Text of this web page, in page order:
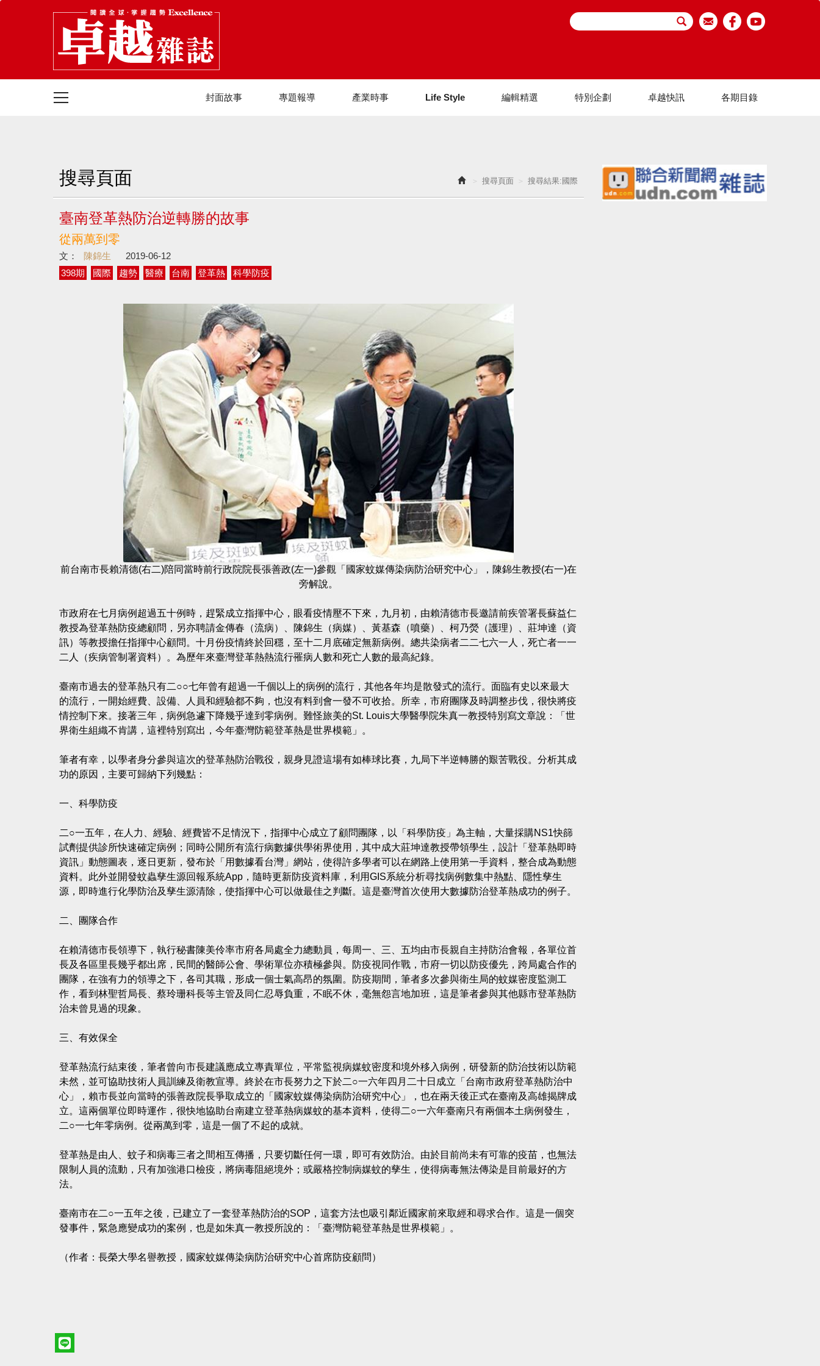
封面故事 專題報導 產業時事 Life Style 編輯精選 特別企劃 卓越快訊 各期目錄
搜尋頁面 搜尋結果:國際
搜尋頁面
臺南登革熱防治逆轉勝的故事
從兩萬到零
文： 陳錦生
2019-06-12
398期
國際 趨勢 醫療 台南 登革熱 科學防疫
前台南市長賴清德(右二)陪同當時前行政院院長張善政(左一)參觀「國家蚊媒傳染病防治研究中心」，陳錦生教授(右一)在
旁解說。
市政府在七月病例超過五十例時，趕緊成立指揮中心，眼看疫情壓不下來，九月初，由賴清德市長邀請前疾管署長蘇益仁
教授為登革熱防疫總顧問，另亦聘請金傳春（流病）、陳錦生（病媒）、黃基森（噴藥）、柯乃熒（護理）、莊坤達（資
訊）等教授擔任指揮中心顧問。十月份疫情終於回穩，至十二月底確定無新病例。總共染病者二二七六一人，死亡者一一
二人（疾病管制署資料）。為歷年來臺灣登革熱熱流行罹病人數和死亡人數的最高紀錄。
臺南市過去的登革熱只有二○○七年曾有超過一千個以上的病例的流行，其他各年均是散發式的流行。面臨有史以來最大
的流行，一開始經費、設備、人員和經驗都不夠，也沒有料到會一發不可收拾。所幸，市府團隊及時調整步伐，很快將疫
情控制下來。接著三年，病例急遽下降幾乎達到零病例。難怪旅美的St. Louis大學醫學院朱真一教授特別寫文章說：「世
界衛生組織不肯講，這裡特別寫出，今年臺灣防範登革熱是世界模範」。
筆者有幸，以學者身分參與這次的登革熱防治戰役，親身見證這場有如棒球比賽，九局下半逆轉勝的艱苦戰役。分析其成
功的原因，主要可歸納下列幾點：
一、科學防疫
二○一五年，在人力、經驗、經費皆不足情況下，指揮中心成立了顧問團隊，以「科學防疫」為主軸，大量採購NS1快篩
試劑提供診所快速確定病例；同時公開所有流行病數據供學術界使用，其中成大莊坤達教授帶領學生，設計「登革熱即時
資訊」動態圖表，逐日更新，發布於「用數據看台灣」網站，使得許多學者可以在網路上使用第一手資料，整合成為動態
資料。此外並開發蚊蟲孳生源回報系統App，隨時更新防疫資料庫，利用GIS系統分析尋找病例數集中熱點、隱性孳生
源，即時進行化學防治及孳生源清除，使指揮中心可以做最佳之判斷。這是臺灣首次使用大數據防治登革熱成功的例子。
二、團隊合作
在賴清德市長領導下，執行秘書陳美伶率市府各局處全力總動員，每周一、三、五均由市長親自主持防治會報，各單位首
長及各區里長幾乎都出席，民間的醫師公會、學術單位亦積極參與。防疫視同作戰，市府一切以防疫優先，跨局處合作的
團隊，在強有力的領導之下，各司其職，形成一個士氣高昂的氛圍。防疫期間，筆者多次參與衛生局的蚊媒密度監測工
作，看到林聖哲局長、蔡玲珊科長等主管及同仁忍辱負重，不眠不休，毫無怨言地加班，這是筆者參與其他縣市登革熱防
治未曾見過的現象。
三、有效保全
登革熱流行結束後，筆者曾向市長建議應成立專責單位，平常監視病媒蚊密度和境外移入病例，研發新的防治技術以防範
未然，並可協助技術人員訓練及衛教宣導。終於在市長努力之下於二○一六年四月二十日成立「台南市政府登革熱防治中
心」，賴市長並向當時的張善政院長爭取成立的「國家蚊媒傳染病防治研究中心」，也在兩天後正式在臺南及高雄揭牌成
立。這兩個單位即時運作，很快地協助台南建立登革熱病媒蚊的基本資料，使得二○一六年臺南只有兩個本土病例發生，
二○一七年零病例。從兩萬到零，這是一個了不起的成就。
登革熱是由人、蚊子和病毒三者之間相互傳播，只要切斷任何一環，即可有效防治。由於目前尚未有可靠的疫苗，也無法
限制人員的流動，只有加強港口檢疫，將病毒阻絕境外；或嚴格控制病媒蚊的孳生，使得病毒無法傳染是目前最好的方
法。
臺南市在二○一五年之後，已建立了一套登革熱防治的SOP，這套方法也吸引鄰近國家前來取經和尋求合作。這是一個突
發事件，緊急應變成功的案例，也是如朱真一教授所說的：「臺灣防範登革熱是世界模範」。
（作者：長榮大學名譽教授，國家蚊媒傳染病防治研究中心首席防疫顧問）